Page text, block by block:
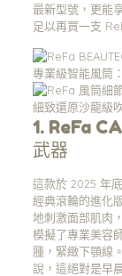
最新型號，更能
足以再買一支
專業級智能風筒
細致還原沙龍級
1. ReFa
武器
這款於 2025 年
經典滾輪的進化
地刺激面部肌肉
模擬了專業美容
腫，緊緻下顎線
說，這絕對是早